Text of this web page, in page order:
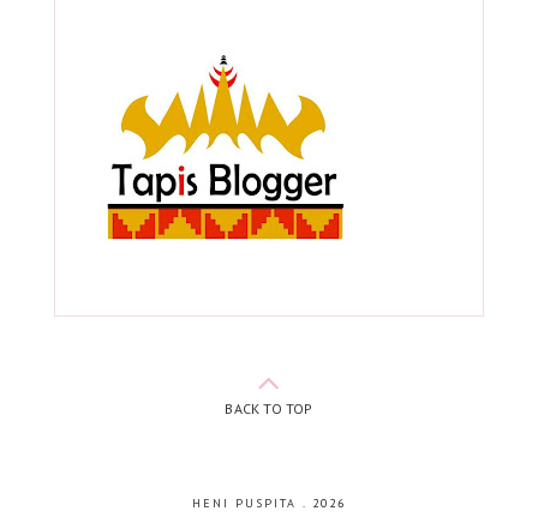
BACK TO TOP
HENI PUSPITA 2026